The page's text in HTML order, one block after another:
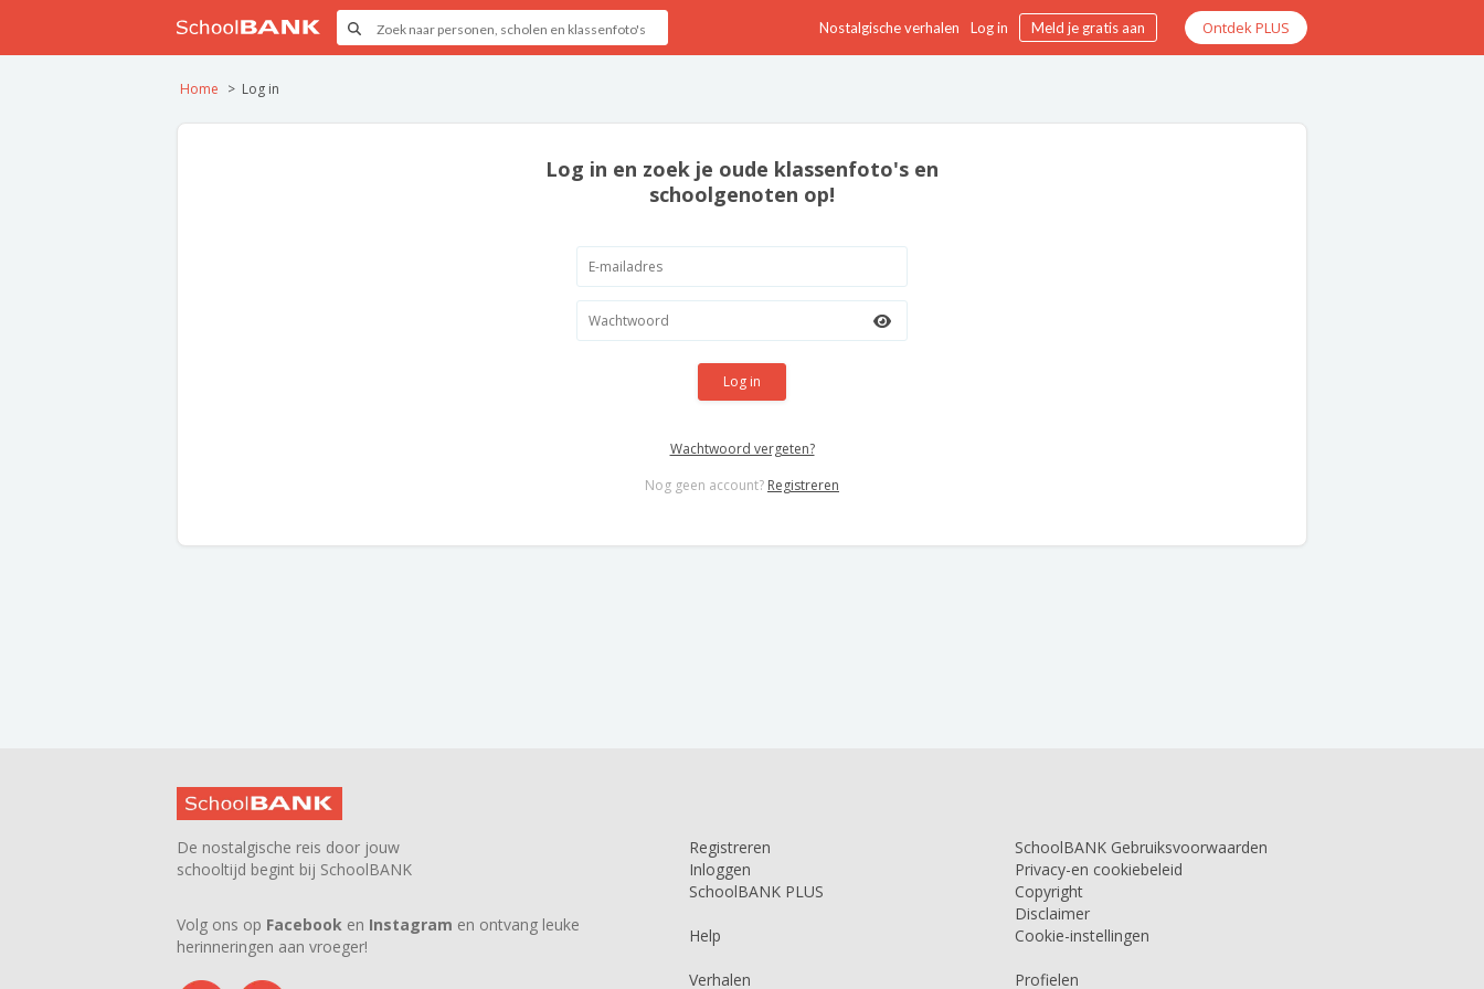
Nostalgische verhalen Log in Meld je gratis aan Ontdek PLUS
Home Log in
Log in en zoek je oude klassenfoto's en
schoolgenoten op!
Log in
Wachtwoord vergeten?
Nog geen account? Registreren
De nostalgische reis door jouw
schooltijd begint bij SchoolBANK
Volg ons op Facebook en Instagram en ontvang leuke
herinneringen aan vroeger!
Registreren
Inloggen
SchoolBANK PLUS
Help
Verhalen
SchoolBANK Gebruiksvoorwaarden
Privacy-en cookiebeleid
Copyright
Disclaimer
Cookie-instellingen
Profielen